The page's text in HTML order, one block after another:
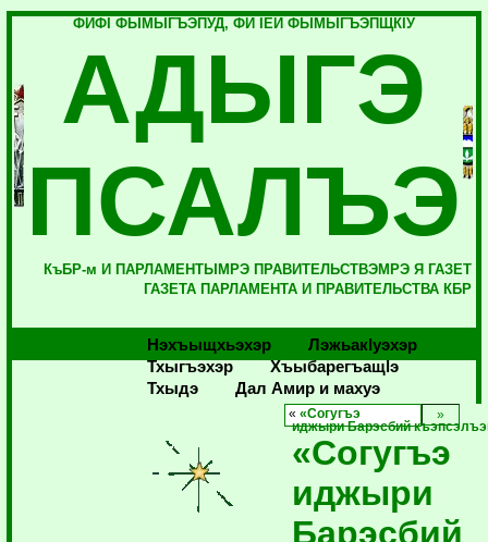
ФИФI ФЫМЫГЪЭПУД, ФИ IЕЙ ФЫМЫГЪЭПЩКIУ
АДЫГЭ
ПСАЛЪЭ
КъБР-м И ПАРЛАМЕНТЫМРЭ ПРАВИТЕЛЬСТВЭМРЭ Я ГАЗЕТ
ГАЗЕТА ПАРЛАМЕНТА И ПРАВИТЕЛЬСТВА КБР
Нэхъыщхьэхэр
Лэжьакlуэхэр
Тхыгъэхэр
Хъыбарегъащlэ
Тхыдэ
Дал Амир и махуэ
««Согугъэ
иджыри Барэсбий
«Согугъэ
иджыри
Барэсбий